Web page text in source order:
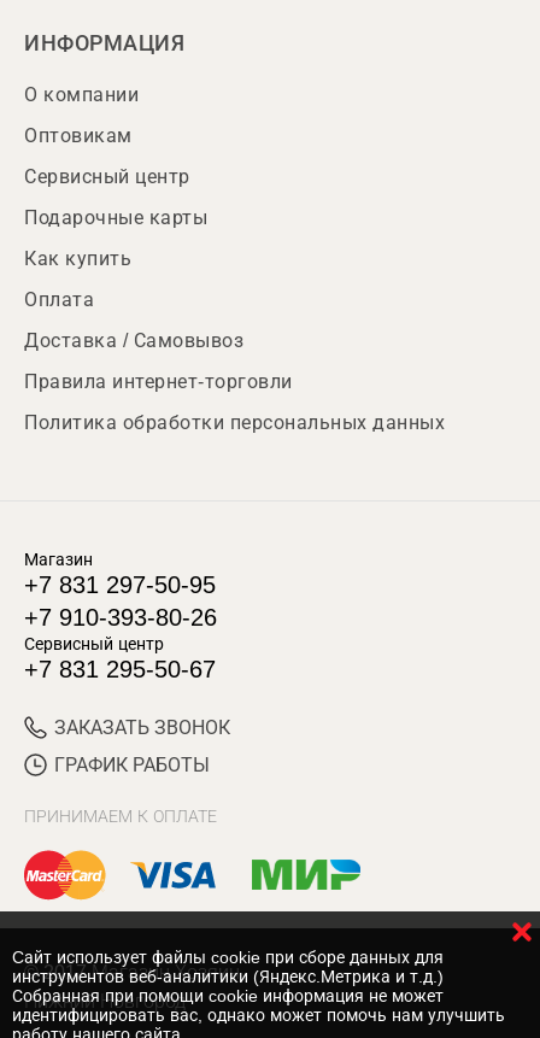
ИНФОРМАЦИЯ
О компании
Оптовикам
Сервисный центр
Подарочные карты
Как купить
Оплата
Доставка / Самовывоз
Правила интернет-торговли
Политика обработки персональных данных
Магазин
+7 831 297-50-95
+7 910-393-80-26
Сервисный центр
+7 831 295-50-67
ЗАКАЗАТЬ ЗВОНОК
ГРАФИК РАБОТЫ
ПРИНИМАЕМ К ОПЛАТЕ
© 2017 Магазин Хозяин
Нижний Новгород
Cайт использует файлы cookie при сборе данных для
инструментов веб-аналитики (Яндекс.Метрика и т.д.)
Собранная при помощи cookie информация не может
идентифицировать вас, однако может помочь нам улучшить